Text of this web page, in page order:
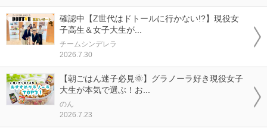
確認中【Z世代はドトールに行かない!?】現役女
子高生＆女子大生が...
チームシンデレラ
2026.7.30
【朝ごはん迷子必見🌞】グラノーラ好き現役女子
大生が本気で選ぶ！お...
のん
2026.7.23